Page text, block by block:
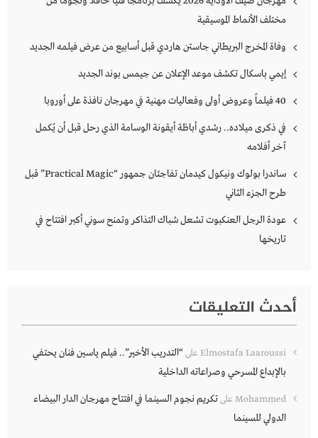
مختلف الأنماط الموسيقية
وفاة المخرج البريطاني جاستن هاردي قبل أسابيع من عرض فيلمه الجديد
إيمي باسكال تكشف موعد الإعلان عن جيمس بوند الجديد
40 فيلماً وعروض أولى وفعاليات مهنية في مهرجان نافذة على أوروبا
في ذكرى ميلاده.. رشدي أباظة أيقونة الوسامة الذي رحل قبل أن يُكمل
آخر أفلامه
ساندرا بولوك ونيكول كيدمان تفاجئان جمهور “Practical Magic” قبل
طرح الجزء الثاني
عودة الرجل العنكبوت تشعل شباك التذاكر وتمنح سوني أكبر افتتاح في
تاريخها
أحدث التعليقات
Elmostafa Laaroussi على“التدريب الأخير”.. فيلم ياسين فنان يحتفي
بالإبداع المسرحي وصراعاته الداخلية
Mohammed علىتكريم نجوم السينما في افتتاح مهرجان الدار البيضاء
الدولي للسينما